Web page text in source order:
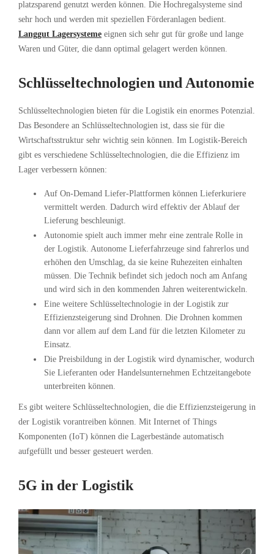
platzsparend genutzt werden können. Die Hochregalsysteme sind
sehr hoch und werden mit speziellen Förderanlagen bedient.
Langgut Lagersysteme eignen sich sehr gut für große und lange
Waren und Güter, die dann optimal gelagert werden können.
Schlüsseltechnologien und Autonomie
Schlüsseltechnologien bieten für die Logistik ein enormes Potenzial.
Das Besondere an Schlüsseltechnologien ist, dass sie für die
Wirtschaftsstruktur sehr wichtig sein können. Im Logistik-Bereich
gibt es verschiedene Schlüsseltechnologien, die die Effizienz im
Lager verbessern können:
Auf On-Demand Liefer-Plattformen können Lieferkuriere
vermittelt werden. Dadurch wird effektiv der Ablauf der
Lieferung beschleunigt.
Autonomie spielt auch immer mehr eine zentrale Rolle in
der Logistik. Autonome Lieferfahrzeuge sind fahrerlos und
erhöhen den Umschlag, da sie keine Ruhezeiten einhalten
müssen. Die Technik befindet sich jedoch noch am Anfang
und wird sich in den kommenden Jahren weiterentwickeln.
Eine weitere Schlüsseltechnologie in der Logistik zur
Effizienzsteigerung sind Drohnen. Die Drohnen kommen
dann vor allem auf dem Land für die letzten Kilometer zu
Einsatz.
Die Preisbildung in der Logistik wird dynamischer, wodurch
Sie Lieferanten oder Handelsunternehmen Echtzeitangebote
unterbreiten können.
Es gibt weitere Schlüsseltechnologien, die die Effizienzsteigerung in
der Logistik vorantreiben können. Mit Internet of Things
Komponenten (IoT) können die Lagerbestände automatisch
aufgefüllt und besser gesteuert werden.
5G in der Logistik